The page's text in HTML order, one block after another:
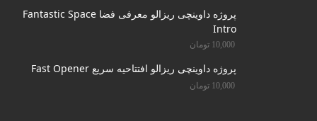
پروژه داوینچی ریزالو معرفی فضا Fantastic Space
Intro
10,000 تومان
پروژه داوینچی ریزالو افتتاحیه سریع Fast Opener
10,000 تومان